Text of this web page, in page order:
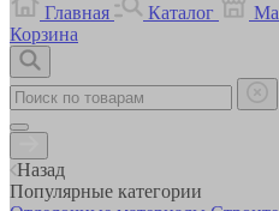
Главная
Каталог
Корзина
Назад
Популярные категории